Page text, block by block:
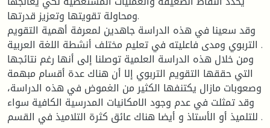
ومحاولة تقويتها وتعزيز قدرتها.
وقد سعينا في هذه الدراسة جاهدين لمعرفة أهمية التقويم
التربوي ومدى فاعليته في تعليم مختلف أنشطة اللغة العربية .
ومن خلال هذه الدراسة العلمية توصلنا إلى أنها رغم نتائجها
التي حققها التقويم التربوي إلا أن هناك عدة أقسام مبهمة
وصعوبات مازال يكتنفها الكثير من الغموض في هذه الدراسة،
وقد تمثلت في عدم وجود الامكانيات المدرسية الكافية سواء
للتلميذ أو الأستاذ و أيضا هناك عائق كثرة التلاميذ في القسم .